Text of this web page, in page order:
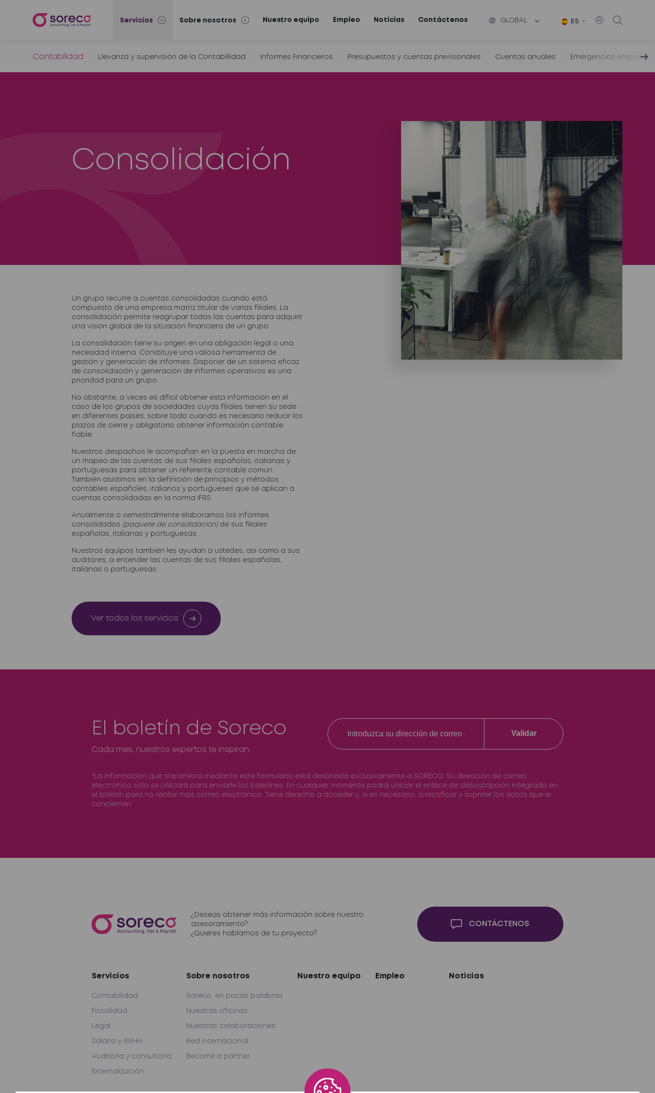
Servicios Sobre nosotros Nuestro equipo Empleo Noticias Contáctenos GLOBAL ES
Contabilidad Llevanza y supervisión de la Contablilidad Informes Financieros Presupuestos y cuentas previsionales Cuentas anuales Emergencias
Consolidación
Un grupo recurre a cuentas consolidadas cuando está
compuesto de una empresa matriz titular de varias filiales. La
consolidación permite reagrupar todas las cuentas para adquirir
una visión global de la situación financiera de un grupo.
La consolidación tiene su origen en una obligación legal o una
necesidad interna. Constituye una valiosa herramienta de
gestión y generación de informes. Disponer de un sistema eficaz
de consolidación y generación de informes operativos es una
prioridad para un grupo.
No obstante, a veces es difícil obtener esta información en el
caso de los grupos de sociedades cuyas filiales tienen su sede
en diferentes países, sobre todo cuando es necesario reducir los
plazos de cierre y obligatorio obtener información contable
fiable.
Nuestros despachos le acompañan en la puesta en marcha de
un mapeo de las cuentas de sus filiales españolas, italianas y
portuguesas para obtener un referente contable común.
También asistimos en la definición de principios y métodos
contables españoles, italianos y portugueses que se aplican a
cuentas consolidadas en la norma IFRS.
Anualmente o semestralmente elaboramos los informes
consolidados (paquete de consolidación)de sus filiales
españolas, italianas y portuguesas.
Nuestros equipos también les ayudan a ustedes, así como a sus
auditores, a entender las cuentas de sus filiales españolas,
italianas o portuguesas.
Ver todos los servicios
El boletín de Soreco
Cada mes, nuestros expertos te inspiran.
Validar
*La información que transmitirá mediante este formulario está destinada exclusivamente a SORECO. Su dirección de correo
electrónico sólo se utilizará para enviarle los boletines. En cualquier momento podrá utilizar el enlace de desuscripción integrado en
el boletín para no recibir más correo electrónico. Tiene derecho a acceder y, si es necesario, a rectificar y suprimir los datos que le
conciernen.
¿Deseas obtener más información sobre nuestro
asesoramiento?
¿Quieres hablarnos de tu proyecto?
CONTÁCTENOS
Servicios
Contabilidad
Fiscalidad
Legal
Salario y RRHH
Auditoría y consultoría
Externalización
Sobre nosotros
Soreco, en pocas palabras
Nuestras oficinas
Nuestras colaboraciones
Red internacional
Become a partner
Nuestro equipo Empleo Noticias